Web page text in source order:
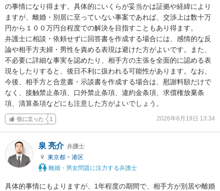
の事情になり得ます。具体的にいくらが妥当かは証拠や経緯により
ますが、離婚・別居に至っていない事案であれば、交渉上は数十万
円から１００万円台程度での解決を目指すこともあり得ます。
弁護士に相談・依頼せずに回答書を作成する場合には、感情的な反
論や相手方夫婦・男性を責める表現は避けた方がよいです。また、
不必要に詳細な事実を認めたり、相手方の主張を全面的に認める表
現をしたりすると、後日不利に扱われる可能性があります。なお、
今後、相手方と合意書・示談書を作成する場合は、慰謝料額だけで
なく、接触禁止条項、口外禁止条項、違約金条項、求償権放棄条
項、清算条項などにも注意した方がよいでしょう。
役に立った 1 2026年6月19日 13:34
泉 亮介 弁護士
東京都 > 港区
離婚・男女問題に注力する弁護士
具体的事情にもよりますが、1年程度の期間で、相手方が別居や離婚